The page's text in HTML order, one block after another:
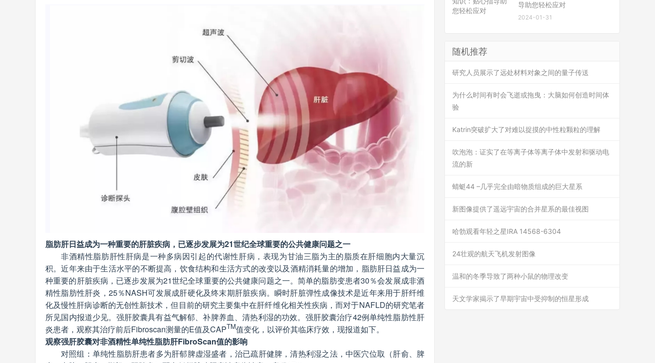
脂肪肝日益成为一种重要的肝脏疾病，已逐步发展为21世纪全球重要的公共健康问题之一
非酒精性脂肪肝性肝病是一种多病因引起的代谢性肝病，表现为甘油三脂为主的脂质在肝细胞内大量沉
积。近年来由于生活水平的不断提高，饮食结构和生活方式的改变以及酒精消耗量的增加，脂肪肝日益成为一
种重要的肝脏疾病，已逐步发展为21世纪全球重要的公共健康问题之一。简单的脂肪变患者30％会发展成非酒
精性脂肪性肝炎，25％NASH可发展成肝硬化及终末期肝脏疾病。瞬时肝脏弹性成像技术是近年来用于肝纤维
化及慢性肝病诊断的无创性新技术，但目前的研究主要集中在肝纤维化相关性疾病，而对于NAFLD的研究笔者
所见国内报道少见。强肝胶囊具有益气解郁、补脾养血、清热利湿的功效。强肝胶囊治疗42例单纯性脂肪性肝
炎患者，观察其治疗前后Fibroscan测量的E值及CAPTM值变化，以评价其临床疗效，现报道如下。
观察强肝胶囊对非酒精性单纯性脂肪肝FibroScan值的影响
对照组：单纯性脂肪肝患者多为肝郁脾虚湿盛者，治已疏肝健脾，清热利湿之法，中医穴位取（肝俞、脾
导助您轻松应对
2024-01-31
随机推荐
研究人员展示了远处材料对象之间的量子传送
为什么时间有时会飞逝或拖曳：大脑如何创造时间体
验
Katrin突破扩大了对难以捉摸的中性粒颗粒的理解
吹泡泡：证实了在等离子体等离子体中发射和驱动电
流的新
蜻蜓44 –几乎完全由暗物质组成的巨大星系
新图像提供了遥远宇宙的合并星系的最佳视图
哈勃观看年轻之星IRA 14568-6304
24壮观的航天飞机发射图像
温和的冬季导致了两种小鼠的物理改变
天文学家揭示了早期宇宙中受抑制的恒星形成